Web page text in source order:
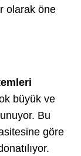
olarak öne
büyük ve
Bu
göre